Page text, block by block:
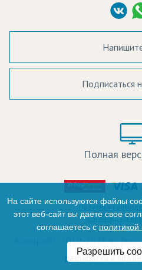
Согласие на обработку ПД
Подписаться
Полная
Политика
Согласие на
Копирайт: 2010-2026 ©
разработка и
-
На сайте используются файлы
этот веб-сайт вы даете свое
соглашаетесь с
Разрешить